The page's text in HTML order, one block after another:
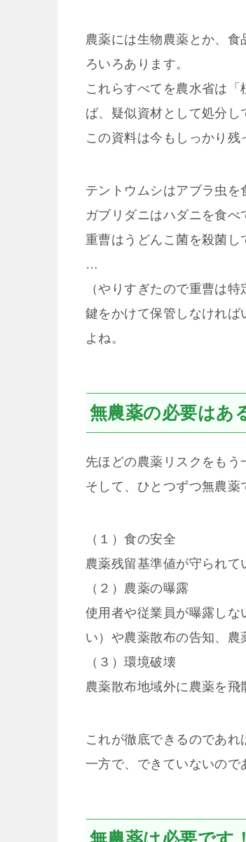
農薬には生物農薬とか、
ろいろあります。
これらすべてを農水省は
ば、疑似資材として処分し
この資料は今もしっかり
テントウムシはアブラ虫
ガブリダニはハダニを食
重曹はうどんこ菌を殺菌
…
（やりすぎたので重曹は
鍵をかけて保管しなけれ
よね。
無農薬の必要はあ
先ほどの農薬リスクをもう
そして、ひとつずつ無農薬
（１）食の安全
農薬残留基準値が守られ
（２）農薬の曝露
使用者や従業員が曝露し
い）や農薬散布の告知、
（３）環境破壊
農薬散布地域外に農薬を
これが徹底できるのであれ
一方で、できていないので